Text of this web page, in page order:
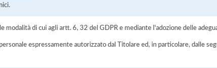
modalità di cui agli artt. 6, 32 del GDPR e mediante l'adozione delle
espressamente autorizzato dal Titolare ed, in particolare, dalle